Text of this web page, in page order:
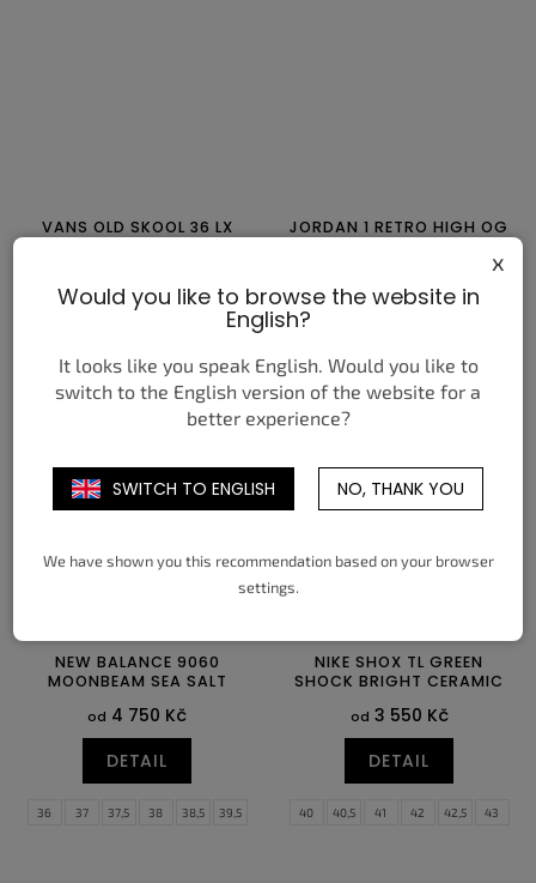
VANS OLD SKOOL 36 LX
36,5 37 38 38,5
39
42
JORDAN 1 RETRO HIGH OG
38,5 39 40 40,5 41
NEW BALANCE 9060
MOONBEAM SEA SALT
od 4 750 Kč
DETAIL
36 37 37,5 38 38,5
39,5
NIKE SHOX TL GREEN
SHOCK BRIGHT CERAMIC
od 3 550 Kč
DETAIL
40 40,5 41 42 42,5
43
Would you like to browse the website in
English?
x
It looks like you speak English. Would you like to
switch to the English version of the website for a
better experience?
SWITCH TO ENGLISH NO, THANK YOU
We have shown you this recommendation based on your browser
settings.